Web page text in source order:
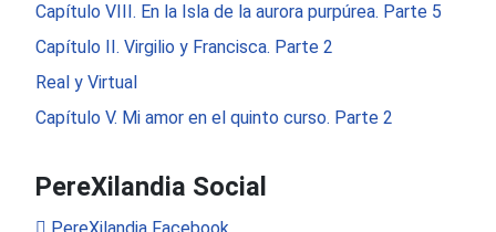
Capítulo VIII. En la Isla de la aurora purpúrea. Parte 5
Capítulo II. Virgilio y Francisca. Parte 2
Real y Virtual
Capítulo V. Mi amor en el quinto curso. Parte 2
PereXilandia Social